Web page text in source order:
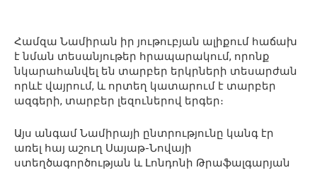
Համզա Նամիրան իր յութուբյան ալիքում հաճախ
է նման տեսանյութեր հրապարակում, որոնք
նկարահանվել են տարբեր երկրների տեսարժան
որևէ վայրում, և որտեղ կատարում է տարբեր
ազգերի, տարբեր լեզուներով երգեր։
Այս անգամ Նամիրայի ընտրությունը կանգ էր
առել հայ աշուղ Սայաթ-Նովայի
ստեղծագործության և Լոնդոնի Թրաֆալգարյան